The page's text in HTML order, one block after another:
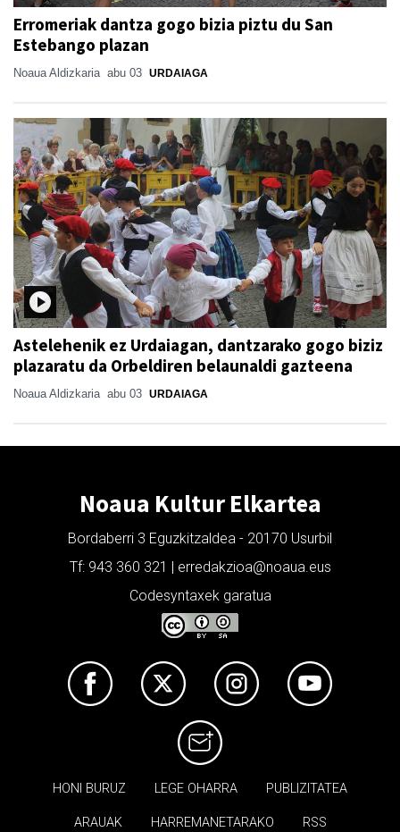
Erromeriak dantza gogo bizia piztu du San
Estebango plazan
Noaua Aldizkaria abu 03 URDAIAGA
Astelehenik ez Urdaiagan, dantzarako gogo biziz
plazaratu da Orbeldiren belaunaldi gazteena
Noaua Aldizkaria abu 03 URDAIAGA
Noaua Kultur Elkartea
Bordaberri 3 Eguzkitzaldea - 20170 Usurbil
Tf: 943 360 321 | erredakzioa@noaua.eus
Codesyntaxek garatua
HONI BURUZ LEGE OHARRA PUBLIZITATEA
ARAUAK HARREMANETARAKO RSS